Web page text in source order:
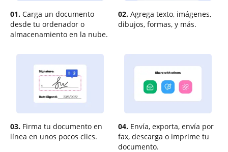
01. Carga un documento
desde tu ordenador o
almacenamiento en la nube.
02. Agrega texto, imágenes,
dibujos, formas, y más.
03. Firma tu documento en
línea en unos pocos clics.
04. Envía, exporta, envía por
fax, descarga o imprime tu
documento.